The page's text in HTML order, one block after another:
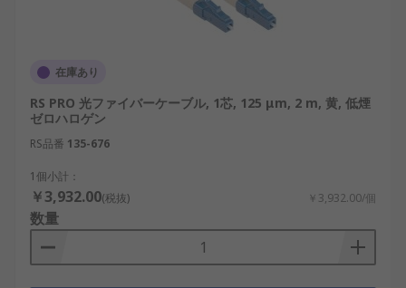
在庫あり
RS PRO 光ファイバーケーブル, 1芯, 125 μm, 2 m, 黄, 低煙
ゼロハロゲン
RS品番 135-676
1個小計：
￥3,932.00(税抜) ￥3,932.00/個
数量